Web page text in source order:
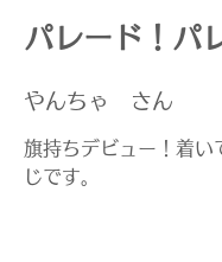
パレード！パ
​やんちゃ さん
旗持ちデビュー！着い
じです。